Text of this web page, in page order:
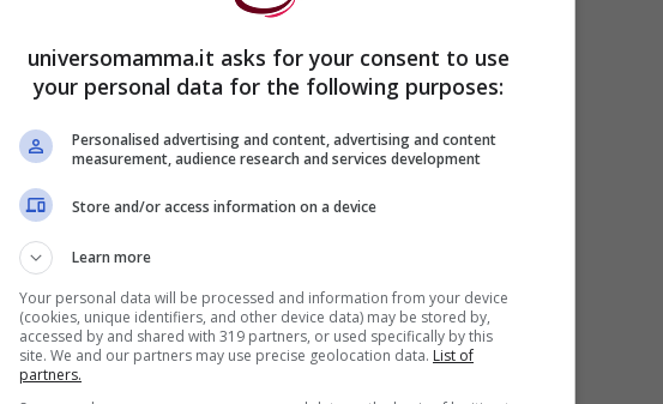
un altro incredibile dono questa settimana,
figlio con la stessa malattia di Jude.
universomamma.it asks for your consent to use
your personal data for the following purposes:
Personalised advertising and content, advertising and content
measurement, audience research and services development
Store and/or access information on a device
Learn more
Your personal data will be processed and information from your device
(cookies, unique identifiers, and other device data) may be stored by,
accessed by and shared with 319 partners, or used specifically by this
site. We and our partners may use precise geolocation data. List of
partners.